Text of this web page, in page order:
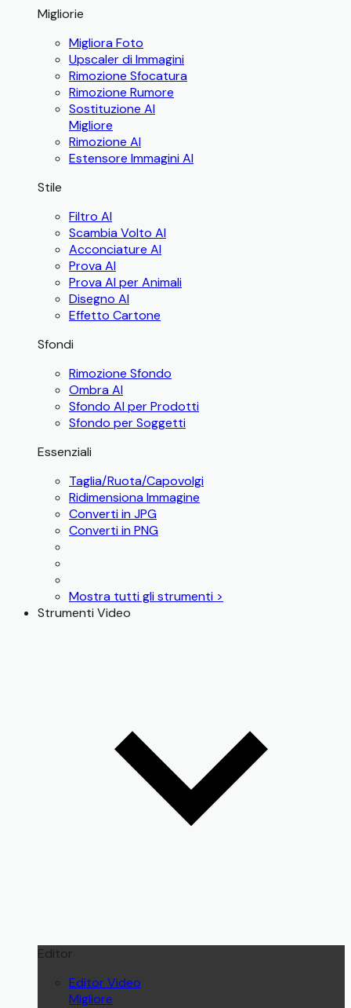
Migliorie
Migliora Foto
Upscaler di Immagini
Rimozione Sfocatura
Rimozione Rumore
Sostituzione AI
Migliore
Rimozione AI
Estensore Immagini AI
Stile
Filtro AI
Scambia Volto AI
Acconciature AI
Prova AI
Prova AI per Animali
Disegno AI
Effetto Cartone
Sfondi
Rimozione Sfondo
Ombra AI
Sfondo AI per Prodotti
Sfondo per Soggetti
Essenziali
Taglia/Ruota/Capovolgi
Ridimensiona Immagine
Converti in JPG
Converti in PNG
Mostra tutti gli strumenti >
Strumenti Video
Editor
Editor Video
Migliore